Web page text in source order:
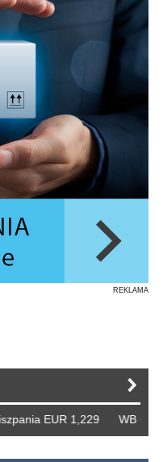
REKLAMA
1,229 WB GBP